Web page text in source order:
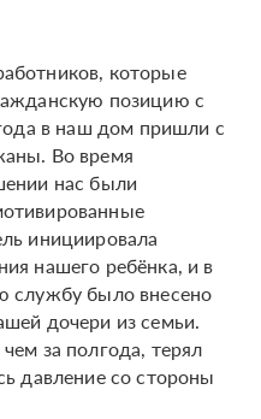
которые
позицию с
в наш дом пришли с
Во время
нас были
инициировала
нашего ребёнка, и в
службу было внесено
дочери из семьи.
за полгода, терял
давление со стороны